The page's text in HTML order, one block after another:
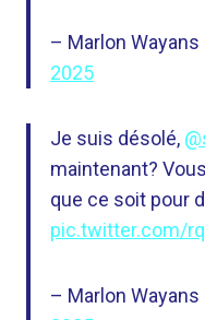
– Marlon
2025
Je suis désolé,
maintenant?
que ce soit pour
pic.twitter.com/
– Marlon